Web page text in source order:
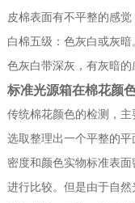
皮棉表面有不平整的感觉
白棉五级：色灰白或灰
色灰白带深灰，有灰暗的
标准光源箱在棉花颜
传统棉花颜色的检测，
选取整理出一个平整的
密度和颜色实物标准表
进行比较。但是由于自